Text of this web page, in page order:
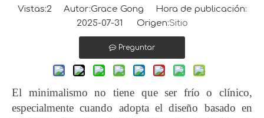
Vistas:2Autor:Grace Gong Hora de publicación:
2025-07-31 Origen:Sitio
Preguntar
El minimalismo no tiene que ser frío o clínico,
especialmente cuando adopta el diseño basado en